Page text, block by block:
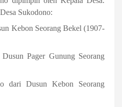
Sukodono:
Kebon Seorang Bekel (1907-
Pager Gunung Seorang
dari Dusun Kebon Seorang